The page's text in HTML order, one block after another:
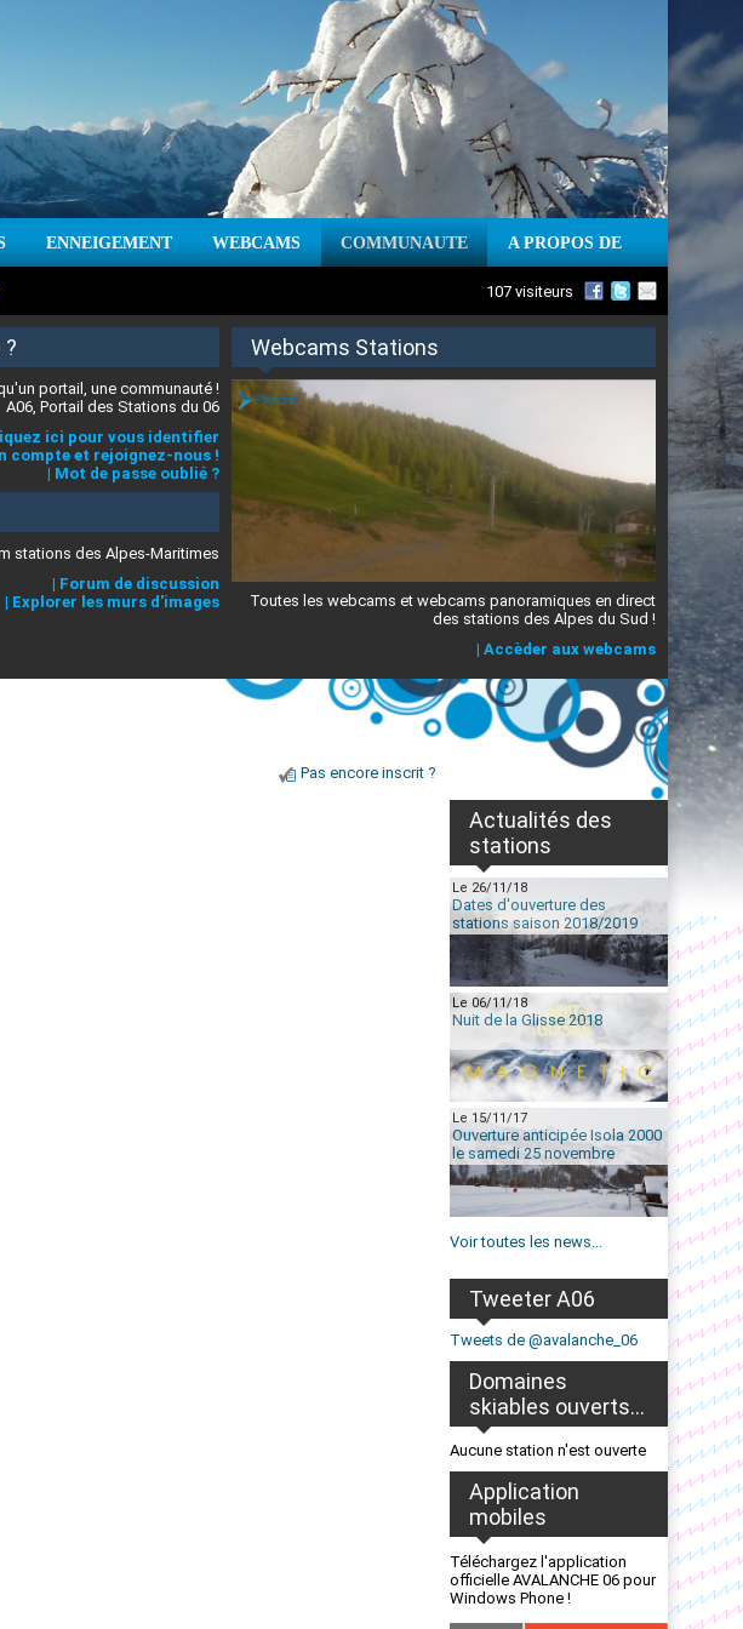
ENNEIGEMENT WEBCAMS COMMUNAUTE A PROPOS DE
107 visiteurs
portail, une communauté !
A06, Portail des Stations du 06
ici pour vous identifier
compte et rejoignez-nous !
| Mot de passe oublié ?
stations des Alpes-Maritimes
| Forum de discussion
| Explorer les murs d'images
Webcams Stations
Toutes les webcams et webcams panoramiques en direct
des stations des Alpes du Sud !
| Accèder aux webcams
Pas encore inscrit ?
Actualités des
stations
Le 26/11/18
Dates d'ouverture des
stations saison 2018/2019
Le 06/11/18
Nuit de la Glisse 2018
Le 15/11/17
Ouverture anticipée Isola 2000
le samedi 25 novembre
Voir toutes les news...
Tweeter A06
Tweets de @avalanche_06
Domaines
skiables ouverts...
Aucune station n'est ouverte
Application
mobiles
Téléchargez l'application
officielle AVALANCHE 06 pour
Windows Phone !